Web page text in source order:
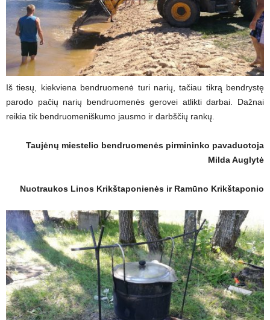
Iš tiesų, kiekviena bendruomenė turi narių, tačiau tikrą bendrystę
parodo pačių narių bendruomenės gerovei atlikti darbai. Dažnai
reikia tik bendruomeniškumo jausmo ir darbščių rankų.
Taujėnų miestelio bendruomenės pirmininko pavaduotoja
Milda Auglytė
Nuotraukos Linos Krikštaponienės ir Ramūno Krikštaponio